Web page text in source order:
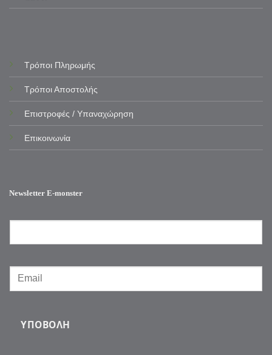
Τρόποι Πληρωμής
Τρόποι Αποστολής
Επιστροφές / Υπαναχώρηση
Επικοινωνία
Newsletter E-monster
ΥΠΟΒΟΛΉ